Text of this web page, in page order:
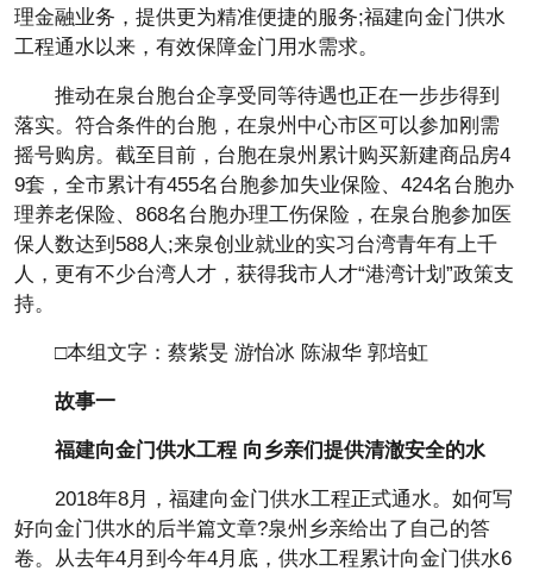
理金融业务，提供更为精准便捷的服务;福建向金门供水
工程通水以来，有效保障金门用水需求。
推动在泉台胞台企享受同等待遇也正在一步步得到
落实。符合条件的台胞，在泉州中心市区可以参加刚需
摇号购房。截至目前，台胞在泉州累计购买新建商品房4
9套，全市累计有455名台胞参加失业保险、424名台胞办
理养老保险、868名台胞办理工伤保险，在泉台胞参加医
保人数达到588人;来泉创业就业的实习台湾青年有上千
人，更有不少台湾人才，获得我市人才“港湾计划”政策支
持。
□本组文字：蔡紫旻 游怡冰 陈淑华 郭培虹
故事一
福建向金门供水工程 向乡亲们提供清澈安全的水
2018年8月，福建向金门供水工程正式通水。如何写
好向金门供水的后半篇文章?泉州乡亲给出了自己的答
卷。从去年4月到今年4月底，供水工程累计向金门供水6